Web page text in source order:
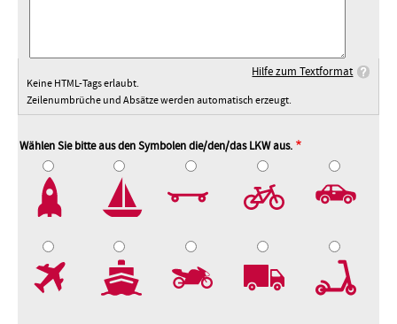
Hilfe zum Textformat
Keine HTML-Tags erlaubt.
Zeilenumbrüche und Absätze werden automatisch erzeugt.
Wählen Sie bitte aus den Symbolen die/den/das LKW aus.